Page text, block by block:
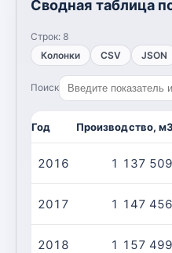
Сводная таблица
Строк: 8
Колонки
CSV JSON
Поиск
Год Производство, м3
2016 1 137 509
2017 1 147 456
2018 1 157 499